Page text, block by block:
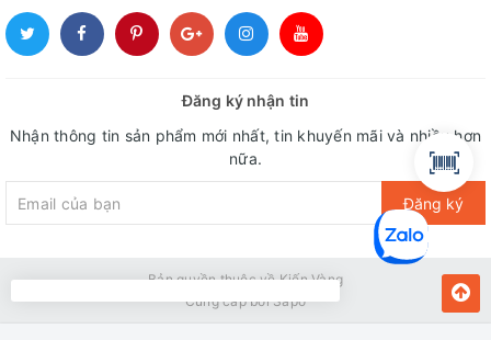
Đăng ký nhận tin
Nhận thông tin sản phẩm mới nhất, tin khuyến mãi và nhiều hơn
nữa.
Đăng ký
Bản quyền thuộc về Kiến Vàng
Cung cấp bởiSapo